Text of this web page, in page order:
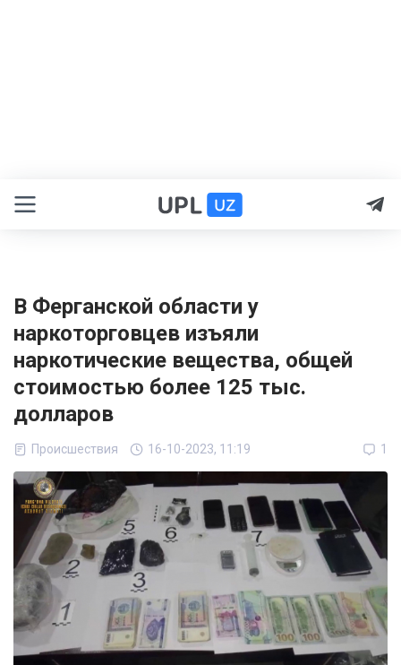
В Ферганской области у
наркоторговцев изъяли
наркотические вещества, общей
стоимостью более 125 тыс.
долларов
Происшествия 16-10-2023, 11:19 1